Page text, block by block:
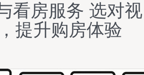
看房服务 选对视
提升购房体验